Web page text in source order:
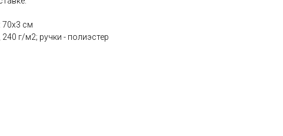
70х3 см
г/м2; ручки - полиэстер